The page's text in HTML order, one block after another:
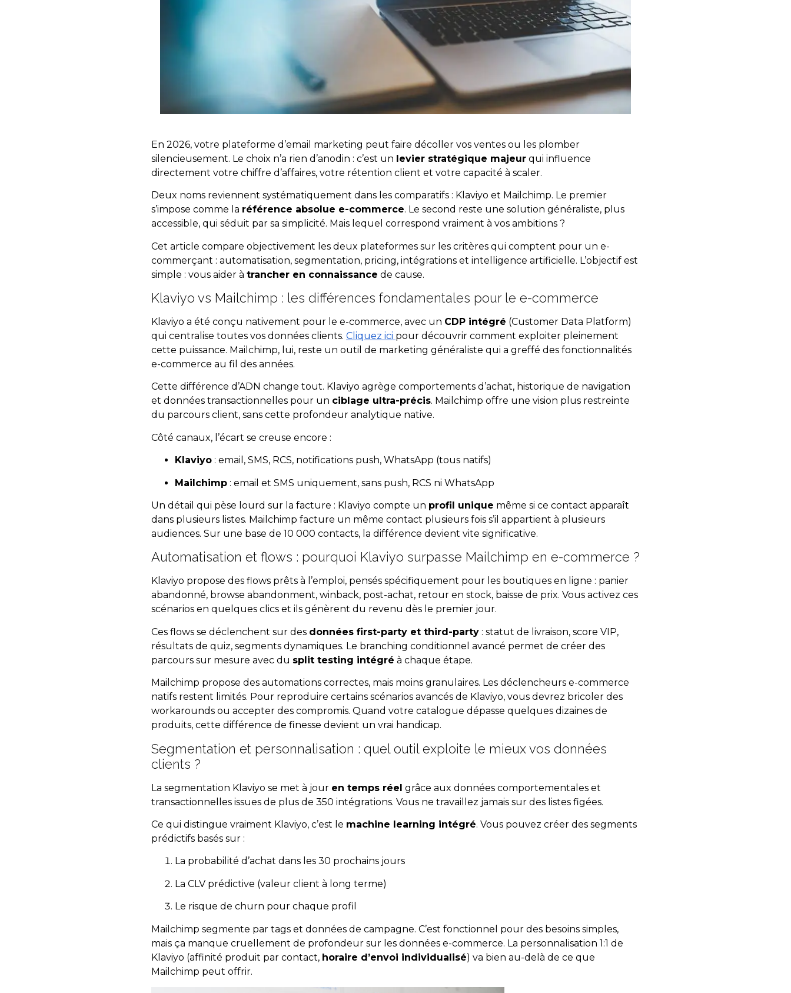
En 2026, votre plateforme d’email marketing peut faire décoller vos ventes ou les plomber
silencieusement. Le choix n’a rien d’anodin : c’est un levier stratégique majeur qui influence
directement votre chiffre d’affaires, votre rétention client et votre capacité à scaler.
Deux noms reviennent systématiquement dans les comparatifs : Klaviyo et Mailchimp. Le premier
s’impose comme la référence absolue e-commerce. Le second reste une solution généraliste, plus
accessible, qui séduit par sa simplicité. Mais lequel correspond vraiment à vos ambitions ?
Cet article compare objectivement les deux plateformes sur les critères qui comptent pour un e-
commerçant : automatisation, segmentation, pricing, intégrations et intelligence artificielle. L’objectif est
simple : vous aider à trancher en connaissance de cause.
Klaviyo vs Mailchimp : les différences fondamentales pour le e-commerce
Klaviyo a été conçu nativement pour le e-commerce, avec un CDP intégré (Customer Data Platform)
qui centralise toutes vos données clients. Cliquez ici pour découvrir comment exploiter pleinement
cette puissance. Mailchimp, lui, reste un outil de marketing généraliste qui a greffé des fonctionnalités
e-commerce au fil des années.
Cette différence d’ADN change tout. Klaviyo agrège comportements d’achat, historique de navigation
et données transactionnelles pour un ciblage ultra-précis. Mailchimp offre une vision plus restreinte
du parcours client, sans cette profondeur analytique native.
Côté canaux, l’écart se creuse encore :
Klaviyo : email, SMS, RCS, notifications push, WhatsApp (tous natifs)
Mailchimp : email et SMS uniquement, sans push, RCS ni WhatsApp
Un détail qui pèse lourd sur la facture : Klaviyo compte un profil unique même si ce contact apparaît
dans plusieurs listes. Mailchimp facture un même contact plusieurs fois s’il appartient à plusieurs
audiences. Sur une base de 10 000 contacts, la différence devient vite significative.
Automatisation et flows : pourquoi Klaviyo surpasse Mailchimp en e-commerce ?
Klaviyo propose des flows prêts à l’emploi, pensés spécifiquement pour les boutiques en ligne : panier
abandonné, browse abandonment, winback, post-achat, retour en stock, baisse de prix. Vous activez ces
scénarios en quelques clics et ils génèrent du revenu dès le premier jour.
Ces flows se déclenchent sur des données first-party et third-party : statut de livraison, score VIP,
résultats de quiz, segments dynamiques. Le branching conditionnel avancé permet de créer des
parcours sur mesure avec du split testing intégré à chaque étape.
Mailchimp propose des automations correctes, mais moins granulaires. Les déclencheurs e-commerce
natifs restent limités. Pour reproduire certains scénarios avancés de Klaviyo, vous devrez bricoler des
workarounds ou accepter des compromis. Quand votre catalogue dépasse quelques dizaines de
produits, cette différence de finesse devient un vrai handicap.
Segmentation et personnalisation : quel outil exploite le mieux vos données
clients ?
La segmentation Klaviyo se met à jour en temps réel grâce aux données comportementales et
transactionnelles issues de plus de 350 intégrations. Vous ne travaillez jamais sur des listes figées.
Ce qui distingue vraiment Klaviyo, c’est le machine learning intégré. Vous pouvez créer des segments
prédictifs basés sur :
La probabilité d’achat dans les 30 prochains jours
La CLV prédictive (valeur client à long terme)
Le risque de churn pour chaque profil
Mailchimp segmente par tags et données de campagne. C’est fonctionnel pour des besoins simples,
mais ça manque cruellement de profondeur sur les données e-commerce. La personnalisation 1:1 de
Klaviyo (affinité produit par contact, horaire d’envoi individualisé) va bien au-delà de ce que
Mailchimp peut offrir.